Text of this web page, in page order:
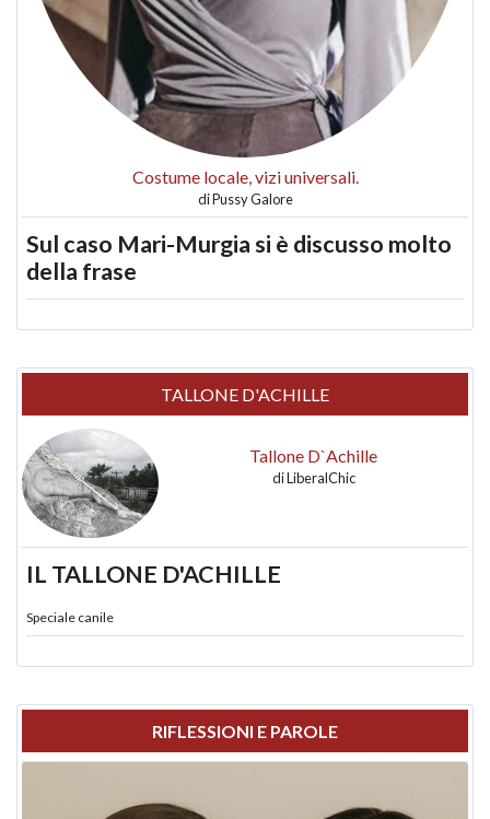
Costume locale, vizi universali.
diPussy Galore
Sul caso Mari-Murgia si è discusso molto
della frase
TALLONE D'ACHILLE
Tallone D`Achille
diLiberalChic
IL TALLONE D'ACHILLE
Speciale canile
RIFLESSIONI E PAROLE